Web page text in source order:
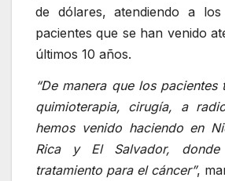
de dólares, atendiendo a
pacientes que se han venido
últimos 10 años.
“De manera que los pacientes
quimioterapia, cirugía, a
hemos venido haciendo en
Rica y El Salvador,
tratamiento para el cáncer”,